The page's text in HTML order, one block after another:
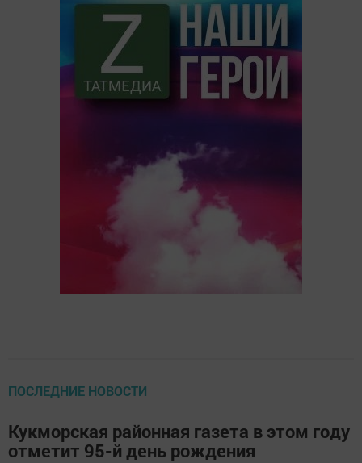
ПОСЛЕДНИЕ НОВОСТИ
Кукморская районная газета в этом году
отметит 95-й день рождения